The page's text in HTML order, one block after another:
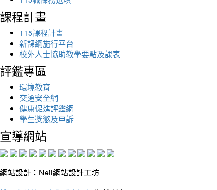
課程計畫
115課程計畫
新課綱施行平台
校外人士協助教學要點及課表
評鑑專區
環境教育
交通安全網
健康促進評鑑網
學生獎懲及申訴
宣導網站
網站設計：Neil網站設計工坊